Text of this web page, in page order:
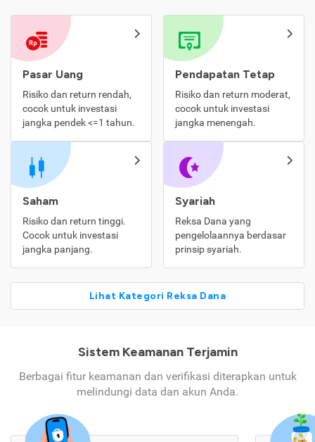
Pasar Uang
Risiko dan return rendah,
cocok untuk investasi
jangka pendek <=1 tahun.
Pendapatan Tetap
Risiko dan return moderat,
cocok untuk investasi
jangka menengah.
Saham
Risiko dan return tinggi.
Cocok untuk investasi
jangka panjang.
Syariah
Reksa Dana yang
pengelolaannya berdasar
prinsip syariah.
Lihat Kategori Reksa Dana
Sistem Keamanan Terjamin
Berbagai fitur keamanan dan verifikasi diterapkan untuk
melindungi data dan akun Anda.